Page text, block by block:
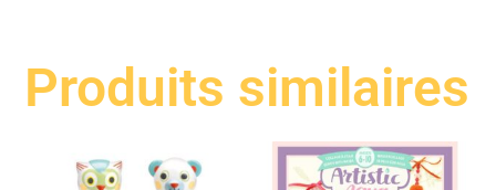
Produits similaires